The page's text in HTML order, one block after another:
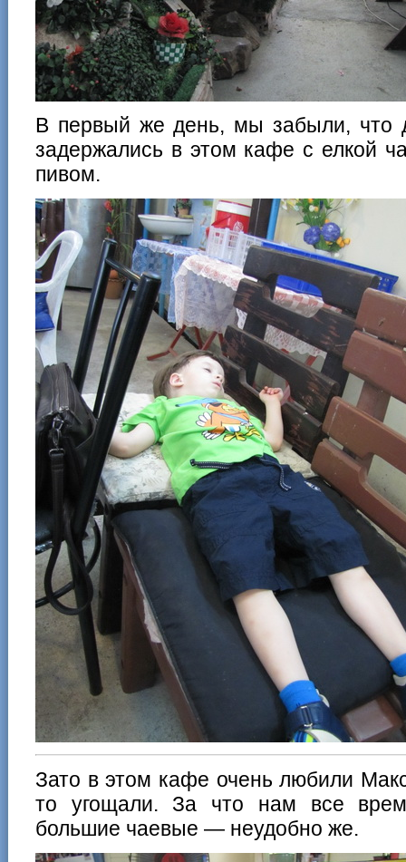
В первый же день, мы забыли, что
задержались в этом кафе с елкой
пивом.
Зато в этом кафе очень любили
то угощали. За что нам все
большие чаевые — неудобно же.